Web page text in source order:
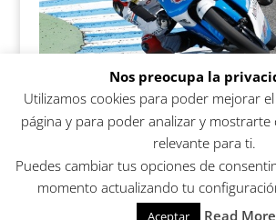
Copyright © 2026 | DESIGN:
Nos preocupa la
Utilizamos cookies para poder mejorar
página y para poder analizar y mostrarte
relevante para ti.
Puedes cambiar tus opciones de
momento actualizando tu
Aceptar Read More